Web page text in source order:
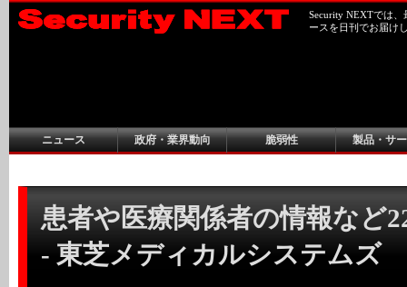
Security NEXTでは
ースを日刊でお届け
ニュース 政府・業界動向 脆弱性 製品・サ
患者や医療関係者の情報など
- 東芝メディカルシステムズ